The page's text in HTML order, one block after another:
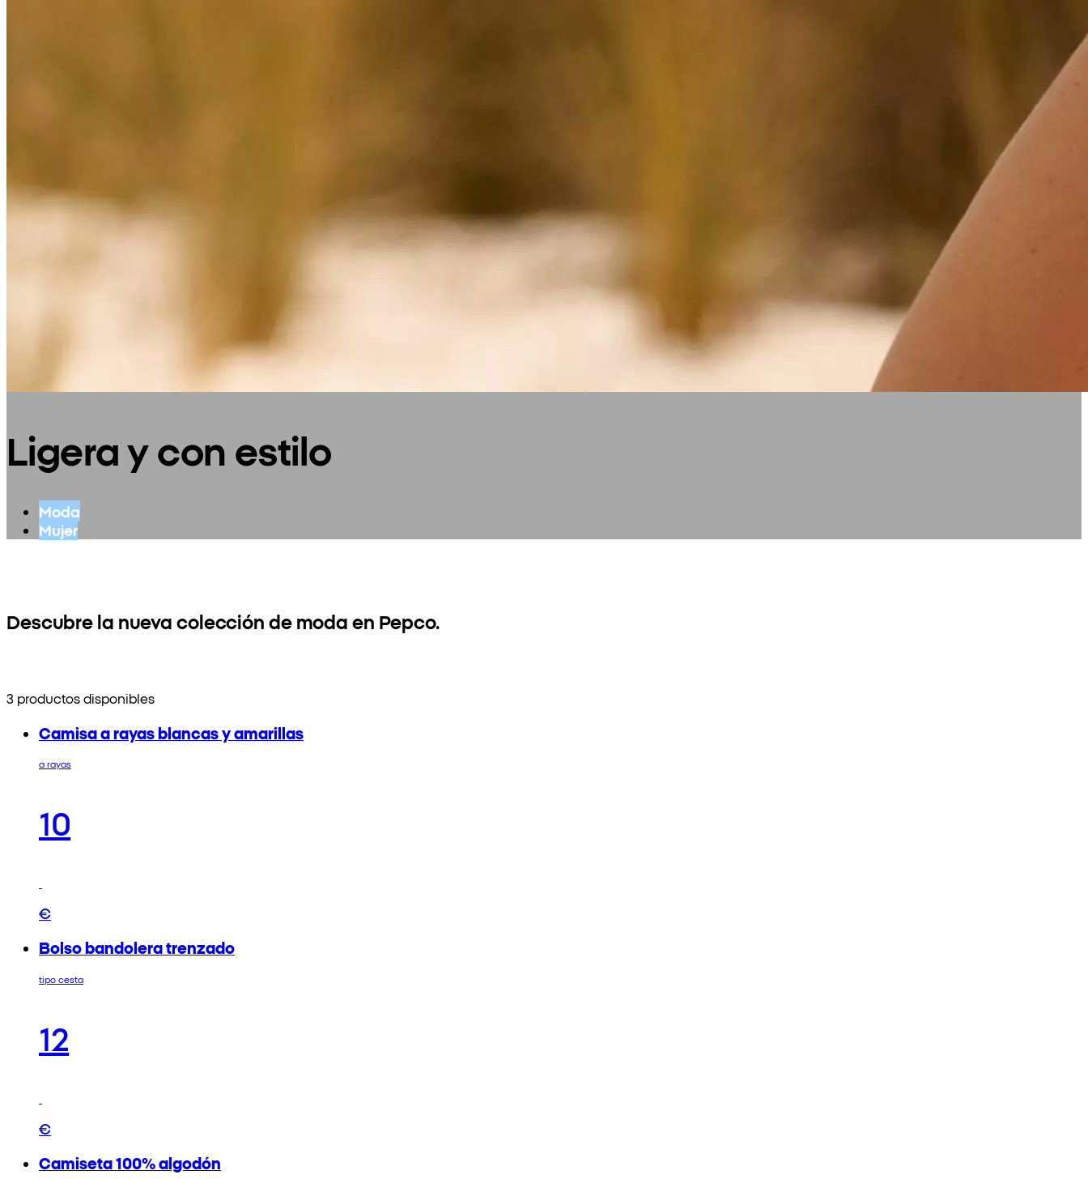
Ligera y con estilo
Moda
Mujer
Descubre la nueva colección de moda en Pepco.
3 productos disponibles
Camisa a rayas blancas y amarillas
a rayas
10
€
Bolso bandolera trenzado
tipo cesta
12
€
Camiseta 100% algodón